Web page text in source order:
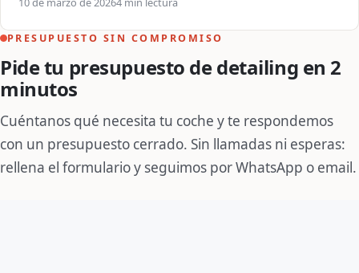
PRESUPUESTO SIN COMPROMISO
Pide tu presupuesto de detailing en 2
minutos
Cuéntanos qué necesita tu coche y te respondemos
con un presupuesto cerrado. Sin llamadas ni esperas:
rellena el formulario y seguimos por WhatsApp o email.